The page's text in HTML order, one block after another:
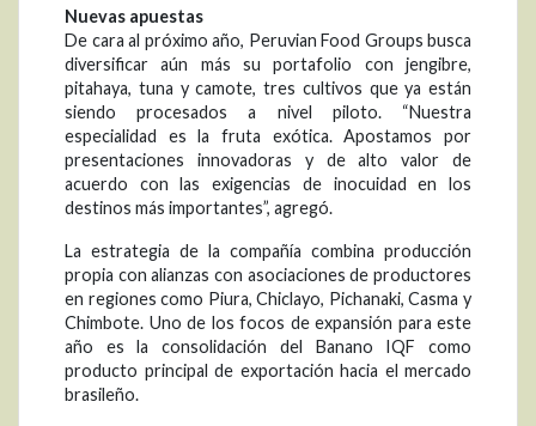
Nuevas apuestas
De cara al próximo año, Peruvian Food Groups busca
diversificar aún más su portafolio con jengibre,
pitahaya, tuna y camote, tres cultivos que ya están
siendo procesados a nivel piloto. “Nuestra
especialidad es la fruta exótica. Apostamos por
presentaciones innovadoras y de alto valor de
acuerdo con las exigencias de inocuidad en los
destinos más importantes”, agregó.
La estrategia de la compañía combina producción
propia con alianzas con asociaciones de productores
en regiones como Piura, Chiclayo, Pichanaki, Casma y
Chimbote. Uno de los focos de expansión para este
año es la consolidación del Banano IQF como
producto principal de exportación hacia el mercado
brasileño.